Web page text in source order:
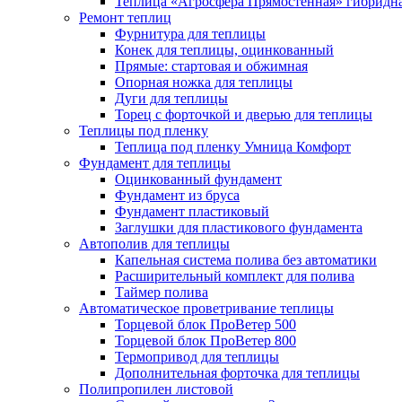
Ремонт теплиц
Фурнитура для теплицы
Конек для теплицы, оцинкованный
Прямые: стартовая и обжимная
Опорная ножка для теплицы
Дуги для теплицы
Торец с форточкой и дверью для теплицы
Теплицы под пленку
Теплица под пленку Умница Комфорт
Фундамент для теплицы
Оцинкованный фундамент
Фундамент из бруса
Фундамент пластиковый
Заглушки для пластикового фундамента
Автополив для теплицы
Капельная система полива без автоматики
Расширительный комплект для полива
Таймер полива
Автоматическое проветривание теплицы
Торцевой блок ПроВетер 500
Торцевой блок ПроВетер 800
Термопривод для теплицы
Дополнительная форточка для теплицы
Полипропилен листовой